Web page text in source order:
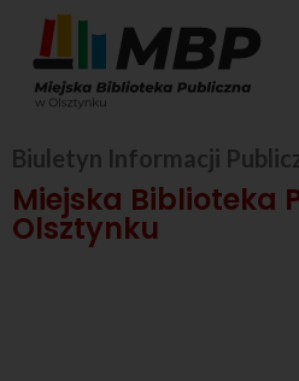
Biuletyn Informacji
Miejska Biblioteka
Olsztynku